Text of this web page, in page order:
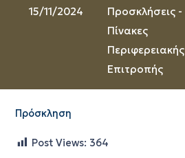
15/11/2024
Προσκλήσεις -
Πίνακες
Περιφερειακής
Επιτροπής
Πρόσκληση
Post Views: 364